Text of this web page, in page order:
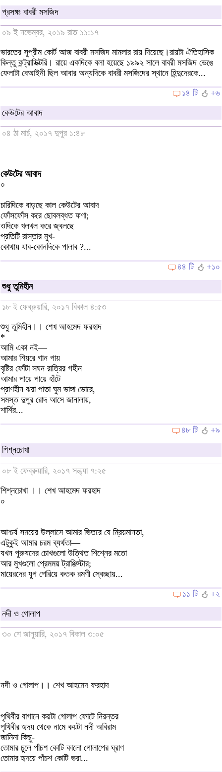
প্রসঙ্গঃ বাবরী মসজিদ
০৯ ই নভেম্বর, ২০১৯ রাত ১১:১৭
ভারতের সুপ্রীম কোর্ট আজ বাবরী মসজিদ মামলার রায় দিয়েছে।রায়টা ঐতিহাসিক
কিন্তু কন্ট্রাডিক্টরি। রায়ে একদিকে বলা হয়েছে ১৯৯২ সালে বাবরী মসজিদ ভেঙে
ফেলাটা বেআইনী ছিল আবার অন্যদিকে বাবরী মসজিদের স্থানে হিন্দুদেরকে...
১৪ টি
+৬
কেউটের আবাদ
০৪ ঠা মার্চ, ২০১৭ দুপুর ১:৪৮
কেউটের আবাদ
০
চারিদিকে বাড়ছে কাল কেউটের আবাদ
ফোঁসফোঁস করে ছোবলব্ধত ফণা;
ওদিকে খলখল করে জ্বলছে
প্রতিটি রাস্তার মুখ-
কোথায় যাব-কোনদিকে পালাব ?...
৪৪ টি
+১০
শুধু তুমিহীন
১৮ ই ফেব্রুয়ারি, ২০১৭ বিকাল ৪:৫৩
শুধু তুমিহীন।। শেখ আহমেদ ফরহাদ
*
আমি একা নই—
আমার শিয়রে গান গায়
বৃষ্টির ফোঁটা সঘন রাত্রির গহীন
আমার পায়ে পায়ে হাঁটে
প্রাণহীন ঝরা পাতা ঘুম ভাঙ্গা ভোরে,
সমস্ত দুপুর রোদ আসে জানালায়,
শার্শির...
৪৮ টি
+৯
শিশ্নচোখা
০৮ ই ফেব্রুয়ারি, ২০১৭ সন্ধ্যা ৭:২৫
শিশ্নচোখা ।। শেখ আহমেদ ফরহাদ
০
আশ্চর্য সময়ের উল্লাসে আমার ভিতরে যে ম্রিয়মানতা,
এটুকুই আমার চরম ব্যর্থতা—
যখন পুরুষদের চোখগুলো উত্থিত শিশ্নের মতো
আর মুখগুলো প্রেমময় ট্রাঞ্জিস্টার;
মায়েরদের যুগ পেরিয়ে কতক রমণী স্বেচ্ছায়...
১১ টি
+২
নদী ও গোলাপ
৩০ শে জানুয়ারি, ২০১৭ বিকাল ৩:০৫
নদী ও গোলাপ।। শেখ আহমেদ ফরহাদ
পৃথিবীর বাগানে কয়টা গোলাপ ফোটে নিরন্তর
পৃথিবীর হৃদয় থেকে নামে কয়টা নদী অবিরাম
জানিনা কিছু-
তোমার চুলে পাঁচশ কোটি কালো গোলাপের ঘ্রাণ
তোমার হৃদয়ে পাঁচশ কোটি ভরা...